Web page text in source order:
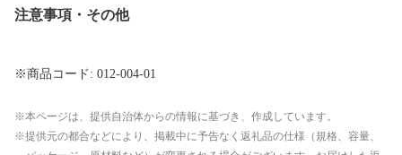
注意事項・その他
※商品コード: 012-004-01
本ページは、提供自治体からの情報に基づき、作成しています。
提供元の都合などにより、掲載中に予告なく返礼品の仕様（規格、容量、